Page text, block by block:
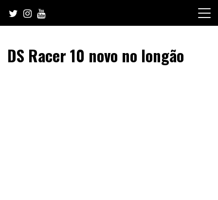
content
DS Racer 10 novo no longão